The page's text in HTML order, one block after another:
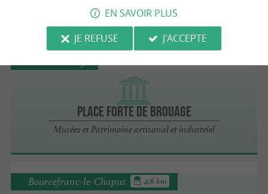
Musées et Patrimoine artisanal et industriel
Place forte de Brouage
Musées et Patrimoine artisanal et industriel
Bourcefranc-le-Chapus 4.6 km
EN SAVOIR PLUS
JE REFUSE
J'ACCEPTE